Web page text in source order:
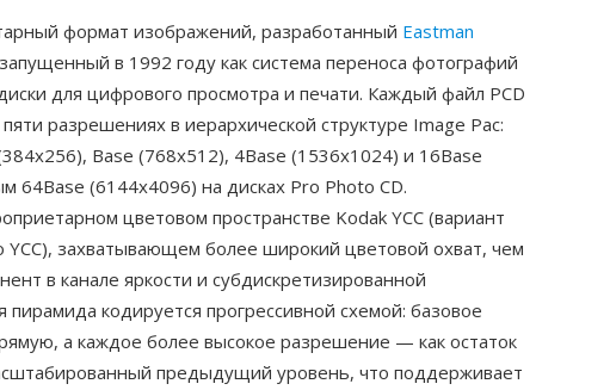
формат изображений, разработанный Eastman
в 1992 году как система переноса фотографий
для цифрового просмотра и печати. Каждый файл PCD
разрешениях в иерархической структуре Image Pac:
Base (768x512), 4Base (1536x1024) и 16Base
64Base (6144x4096) на дисках Pro Photo CD.
цветовом пространстве Kodak YCC (вариант
YCC), захватывающем более широкий цветовой охват, чем
в канале яркости и субдискретизированной
кодируется прогрессивной схемой: базовое
а каждое более высокое разрешение — как остаток
предыдущий уровень, что поддерживает